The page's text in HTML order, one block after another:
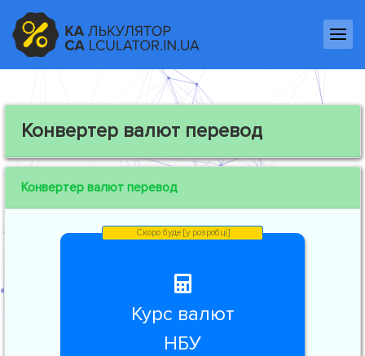
Конвертер валют перевод
Конвертер валют перевод
Курс валют
НБУ